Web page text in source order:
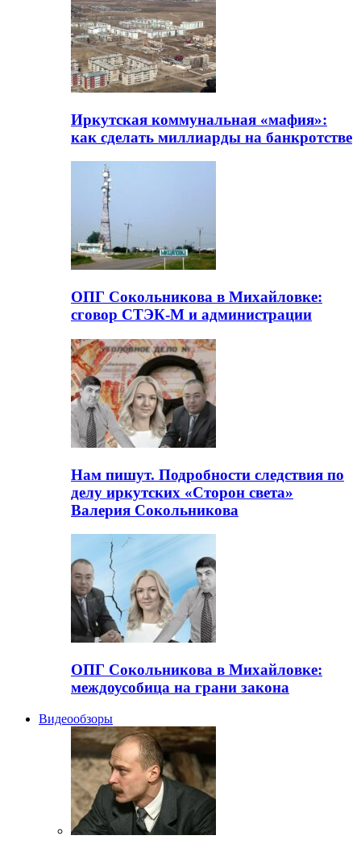
Иркутская коммунальная «мафия»:
как сделать миллиарды на банкротстве
ОПГ Сокольникова в Михайловке:
сговор СТЭК-М и администрации
Нам пишут. Подробности следствия по
делу иркутских «Сторон света»
Валерия Сокольникова
ОПГ Сокольникова в Михайловке:
междоусобица на грани закона
Видеообзоры